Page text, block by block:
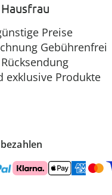
Preise
Gebührenfrei
exklusive Produkte